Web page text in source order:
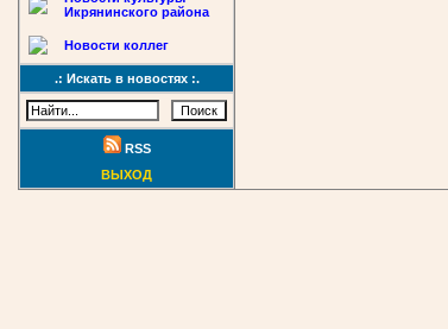
Икрянинского района
Новости коллег
.: Искать в новостях :.
RSS
ВЫХОД